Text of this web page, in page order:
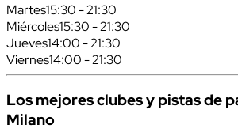
Martes15:30 - 21:30
Miércoles15:30 - 21:30
Jueves14:00 - 21:30
Viernes14:00 - 21:30
Los mejores clubes y pistas de
Milano